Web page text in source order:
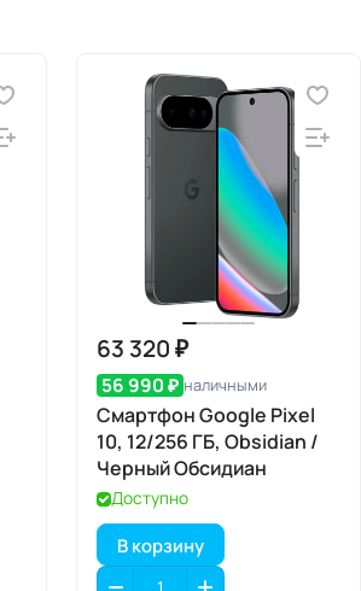
63 320 ₽
56 990 ₽ наличными
Смартфон Google Pixel
10, 12/256 ГБ, Obsidian /
Черный Обсидиан
Доступно
В корзину